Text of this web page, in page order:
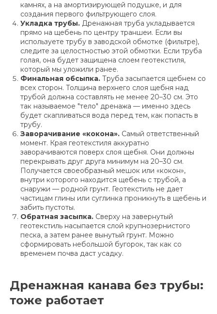
камнях, а на амортизирующей подушке, и для
создания первого фильтрующего слоя.
Укладка трубы. Дренажная труба укладывается
прямо на щебень по центру траншеи. Если вы
используете трубу в заводской обмотке (фильтре),
следите за целостностью этой обмотки. Если труба
голая, она будет защищена слоем геотекстиля,
который мы уложили ранее.
Финальная обсыпка. Труба засыпается щебнем со
всех сторон. Толщина верхнего слоя щебня над
трубой должна составлять не менее 20–30 см. Это
так называемое "тело" дренажа — именно здесь
будет скапливаться вода перед тем, как попасть в
трубу.
Заворачивание «кокона». Самый ответственный
момент. Края геотекстиля аккуратно
заворачиваются поверх слоя щебня. Они должны
перекрывать друг друга минимум на 20–30 см.
Получается своеобразный мешок или «кокон»,
внутри которого находится щебень с трубой, а
снаружи — родной грунт. Геотекстиль не дает
частицам глины или суглинка проникнуть в щебень и
забить пустоты.
Обратная засыпка. Сверху на завернутый
геотекстиль насыпается слой крупнозернистого
песка, а затем ранее вынутый грунт. Можно
сформировать небольшой бугорок, так как со
временем почва даст усадку.
Дренажная канава без трубы:
тоже работает